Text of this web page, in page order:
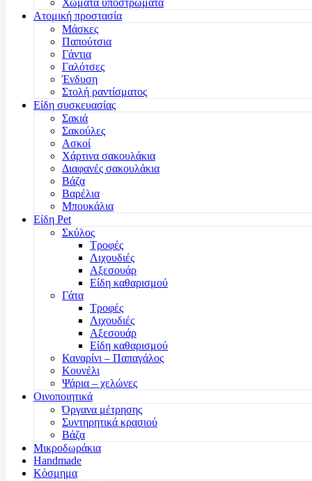
Ατομική προστασία
Μάσκες
Παπούτσια
Γάντια
Γαλότσες
Ένδυση
Στολή ραντίσματος
Είδη συσκευασίας
Σακιά
Σακούλες
Ασκοί
Χάρτινα σακουλάκια
Διαφανές σακουλάκια
Βάζα
Βαρέλια
Μπουκάλια
Είδη Pet
Σκύλος
Τροφές
Λιχουδιές
Αξεσουάρ
Είδη καθαρισμού
Γάτα
Τροφές
Λιχουδιές
Αξεσουάρ
Είδη καθαρισμού
Καναρίνι – Παπαγάλος
Κουνέλι
Ψάρια – χελώνες
Οινοποιητικά
Όργανα μέτρησης
Συντηρητικά κρασιού
Βάζα
Μικροδωράκια
Handmade
Κόσμημα